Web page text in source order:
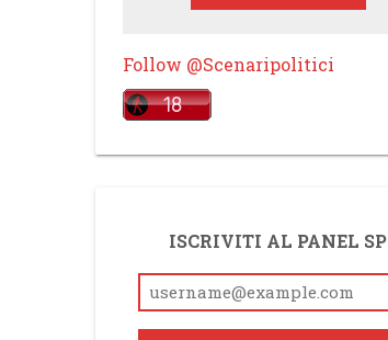
Follow @Scenaripolitici
ISCRIVITI AL PANEL SP